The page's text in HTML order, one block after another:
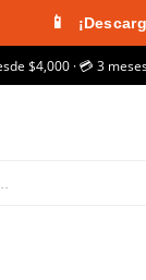
📱
$4,000 · 💳 3